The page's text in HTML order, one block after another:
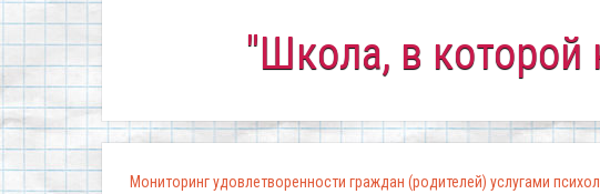
"Школа, в которой
Мониторинг удовлетворенности граждан (родителей) услугами